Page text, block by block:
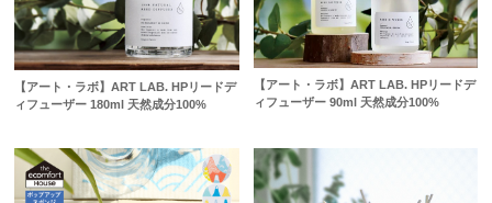
【アート・ラボ】ART LAB. HPリードデ
ィフューザー 180ml 天然成分100%
【アート・ラボ】ART LAB. HPリードデ
ィフューザー 90ml 天然成分100%